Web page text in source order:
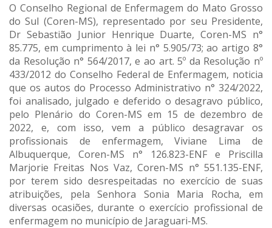
O Conselho Regional de Enfermagem do Mato Grosso
do Sul (Coren-MS), representado por seu Presidente,
Dr Sebastião Junior Henrique Duarte, Coren-MS n°
85.775, em cumprimento à lei n° 5.905/73; ao artigo 8°
da Resolução n° 564/2017, e ao art. 5º da Resolução nº
433/2012 do Conselho Federal de Enfermagem, noticia
que os autos do Processo Administrativo n° 324/2022,
foi analisado, julgado e deferido o desagravo público,
pelo Plenário do Coren-MS em 15 de dezembro de
2022, e, com isso, vem a público desagravar os
profissionais de enfermagem, Viviane Lima de
Albuquerque, Coren-MS n° 126.823-ENF e Priscilla
Marjorie Freitas Nos Vaz, Coren-MS n° 551.135-ENF,
por terem sido desrespeitadas no exercício de suas
atribuições, pela Senhora Sonia Maria Rocha, em
diversas ocasiões, durante o exercício profissional de
enfermagem no município de Jaraguari-MS.